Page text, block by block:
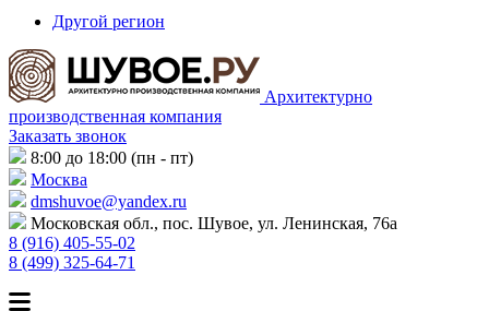
Другой регион
Архитектурно
производственная компания
Заказать звонок
8:00 до 18:00 (пн - пт)
Москва
dmshuvoe@yandex.ru
Московская обл., пос. Шувое, ул. Ленинская, 76а
8 (916) 405-55-02
8 (499) 325-64-71